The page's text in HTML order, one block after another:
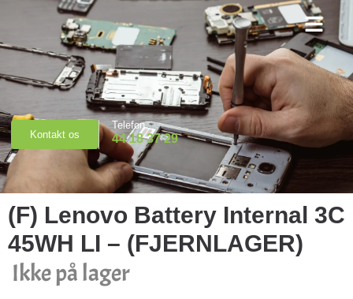
Kontakt os
Telefon
44 18 37 29
(F) Lenovo Battery Internal 3C
45WH LI – (FJERNLAGER)
Ikke på lager